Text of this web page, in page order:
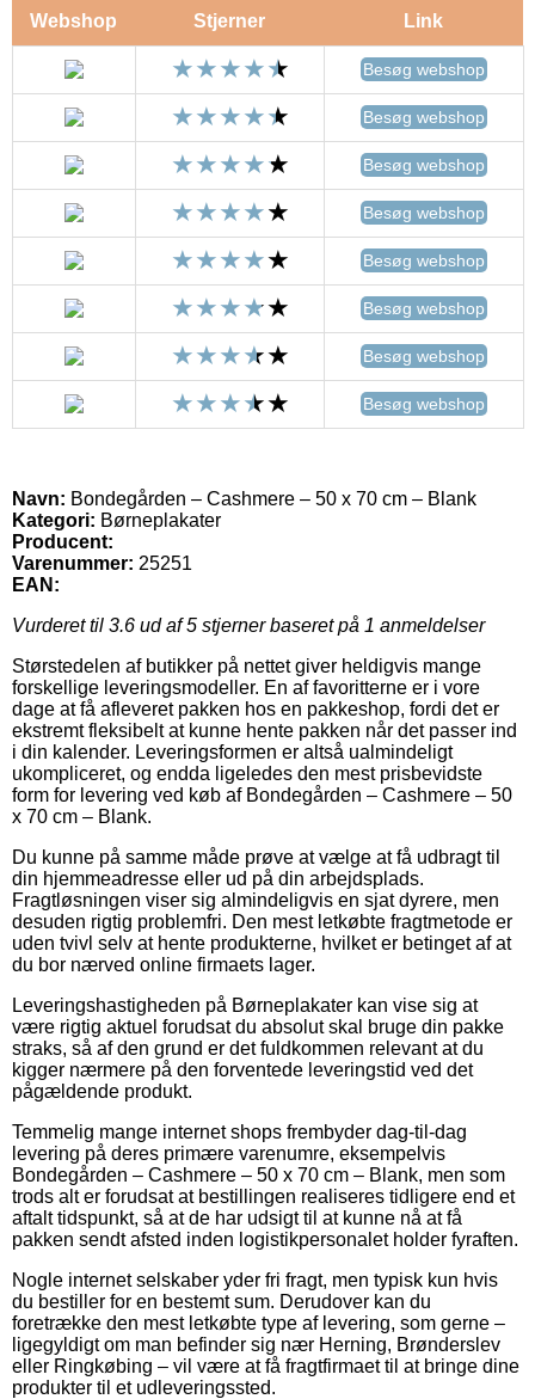
Webshop Stjerner Link
Besøg webshop
Besøg webshop
Besøg webshop
Besøg webshop
Besøg webshop
Besøg webshop
Besøg webshop
Besøg webshop
Navn: Bondegården – Cashmere – 50 x 70 cm – Blank
Kategori: Børneplakater
Producent:
Varenummer: 25251
EAN:
Vurderet til 3.6 ud af 5 stjerner baseret på 1 anmeldelser
Størstedelen af butikker på nettet giver heldigvis mange
forskellige leveringsmodeller. En af favoritterne er i vore
dage at få afleveret pakken hos en pakkeshop, fordi det er
ekstremt fleksibelt at kunne hente pakken når det passer ind
i din kalender. Leveringsformen er altså ualmindeligt
ukompliceret, og endda ligeledes den mest prisbevidste
form for levering ved køb af Bondegården – Cashmere – 50
x 70 cm – Blank.
Du kunne på samme måde prøve at vælge at få udbragt til
din hjemmeadresse eller ud på din arbejdsplads.
Fragtløsningen viser sig almindeligvis en sjat dyrere, men
desuden rigtig problemfri. Den mest letkøbte fragtmetode er
uden tvivl selv at hente produkterne, hvilket er betinget af at
du bor nærved online firmaets lager.
Leveringshastigheden på Børneplakater kan vise sig at
være rigtig aktuel forudsat du absolut skal bruge din pakke
straks, så af den grund er det fuldkommen relevant at du
kigger nærmere på den forventede leveringstid ved det
pågældende produkt.
Temmelig mange internet shops frembyder dag-til-dag
levering på deres primære varenumre, eksempelvis
Bondegården – Cashmere – 50 x 70 cm – Blank, men som
trods alt er forudsat at bestillingen realiseres tidligere end et
aftalt tidspunkt, så at de har udsigt til at kunne nå at få
pakken sendt afsted inden logistikpersonalet holder fyraften.
Nogle internet selskaber yder fri fragt, men typisk kun hvis
du bestiller for en bestemt sum. Derudover kan du
foretrække den mest letkøbte type af levering, som gerne –
ligegyldigt om man befinder sig nær Herning, Brønderslev
eller Ringkøbing – vil være at få fragtfirmaet til at bringe dine
produkter til et udleveringssted.